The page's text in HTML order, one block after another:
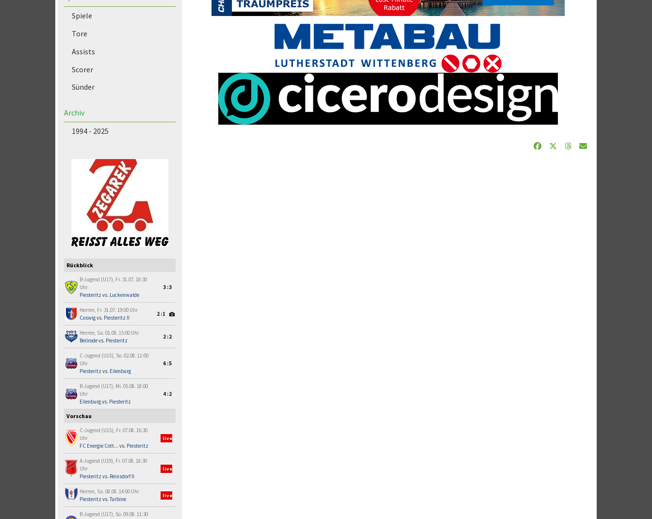
Spiele
Tore
Assists
Scorer
Sünder
Archiv
1994 - 2025
Rückblick
B-Jugend (U17), Fr. 31.07. 18:30
Uhr
Piesteritz vs. Luckenwalde
3:3
Herren, Fr. 31.07. 19:00 Uhr
Coswigvs. Piesteritz II
2:1
Herren, Sa. 01.08. 15:00 Uhr
Beilrodevs. Piesteritz
2:2
C-Jugend (U15), So. 02.08. 11:00
Uhr
Piesteritz vs. Eilenburg
6:5
B-Jugend (U17), Mi. 05.08. 18:00
Uhr
Eilenburgvs. Piesteritz
4:2
Vorschau
C-Jugend (U15), Fr. 07.08. 16:30
Uhr
FC Energie Cott... vs. Piesteritz
live
A-Jugend (U19), Fr. 07.08. 18:30
Uhr
Piesteritz vs. Reinsdorf II
live
Herren, Sa. 08.08. 14:00 Uhr
Piesteritz vs.Turbine
live
B-Jugend (U17), So. 09.08. 11:30